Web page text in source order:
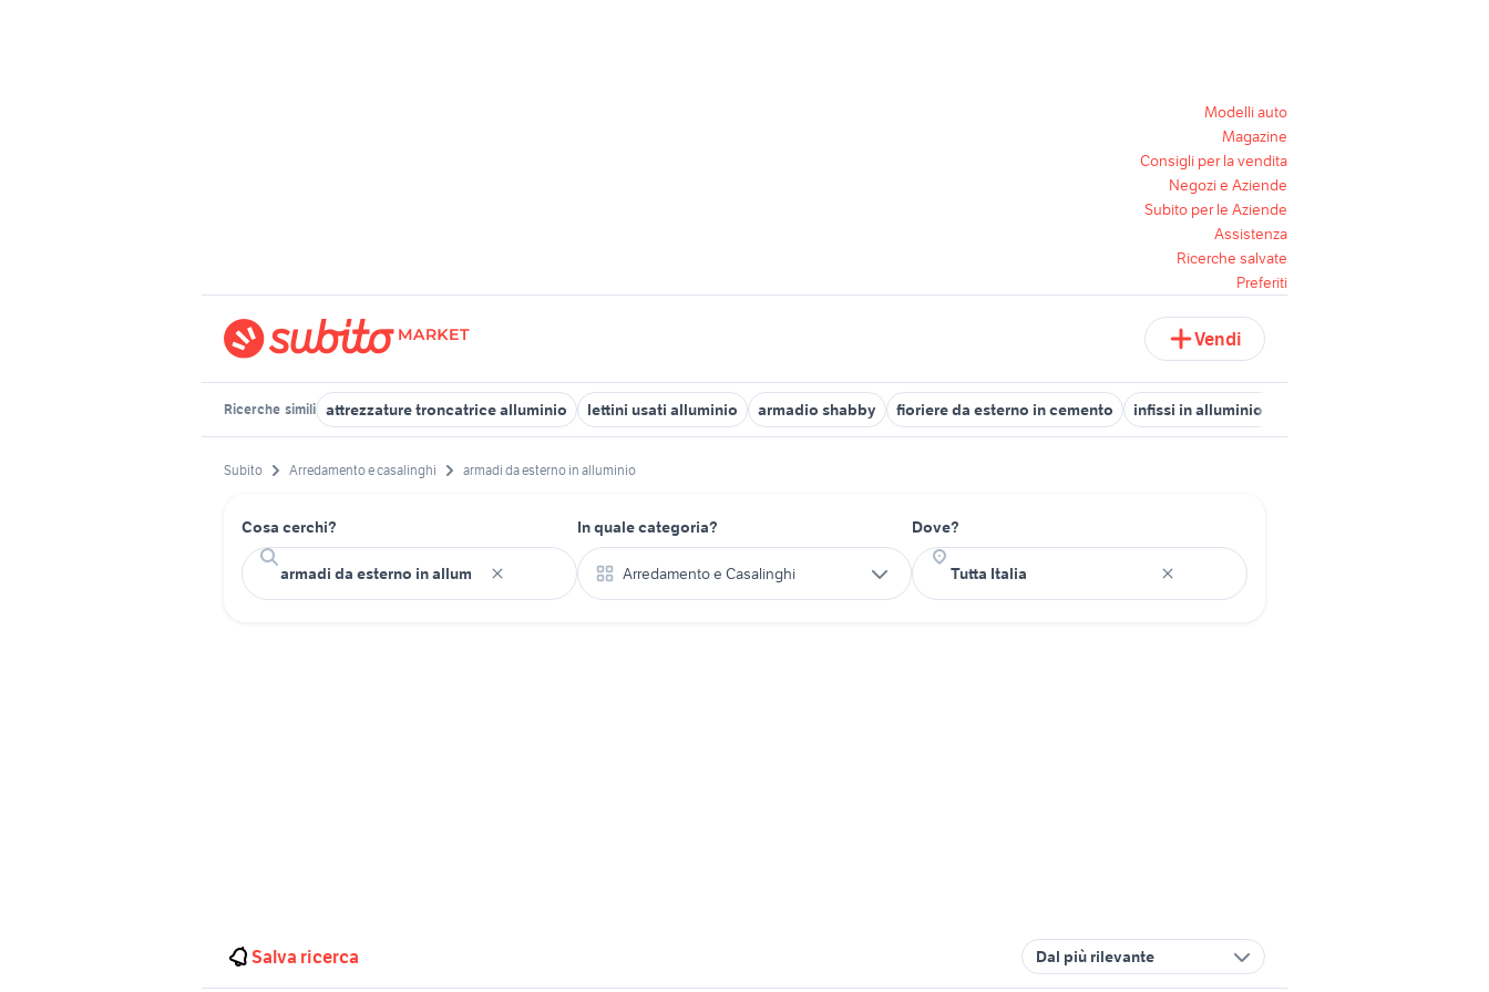
Modelli auto
Magazine
Consigli per la vendita
Negozi e Aziende
Subito per le Aziende
Assistenza
Ricerche salvate
Preferiti
Vendi
Ricerche simili attrezzature troncatrice alluminio lettini usati alluminio armadio shabby fioriere da esterno in cemento infissi in alluminio prezzi economici
Subito Arredamento e casalinghi armadi da esterno in alluminio
Cosa cerchi? In quale categoria?
Arredamento e Casalinghi
Dove?
Salva ricerca Dal più rilevante